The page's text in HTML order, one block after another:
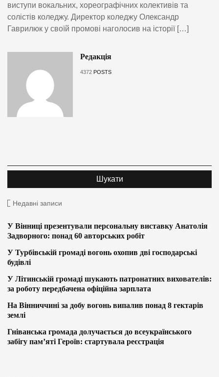
виступи вокальних, хореографічних колективів та
солістів коледжу. Директор коледжу Олександр
Гаврилюк у своїй промові наголосив на історії […]
Редакція
4372 POSTS
Недавні записи
У Вінниці презентували персональну виставку Анатолія
Задворного: понад 60 авторських робіт
У Турбівській громаді вогонь охопив дві господарські
будівлі
У Літинській громаді шукають патронатних вихователів:
за роботу передбачена офіційна зарплата
На Вінниччині за добу вогонь випалив понад 8 гектарів
землі
Гніванська громада долучається до всеукраїнського
забігу пам’яті Героїв: стартувала реєстрація